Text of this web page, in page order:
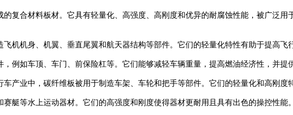
复合材料板材。它具有轻量化、高强度、高刚度和优异的耐腐蚀性能，被广泛用
机机身、机翼、垂直尾翼和航天器结构等部件。它们的轻量化特性有助于提高飞
例如车顶、车门、前保险杠等。它们能够减轻车辆重量，提高燃油经济性，并提
产业中，碳纤维板被用于制造车架、车轮和把手等部件。它们的轻量化和高刚度
艇等水上运动器材。它们的高强度和刚度使得器材更耐用且具有出色的操控性能。